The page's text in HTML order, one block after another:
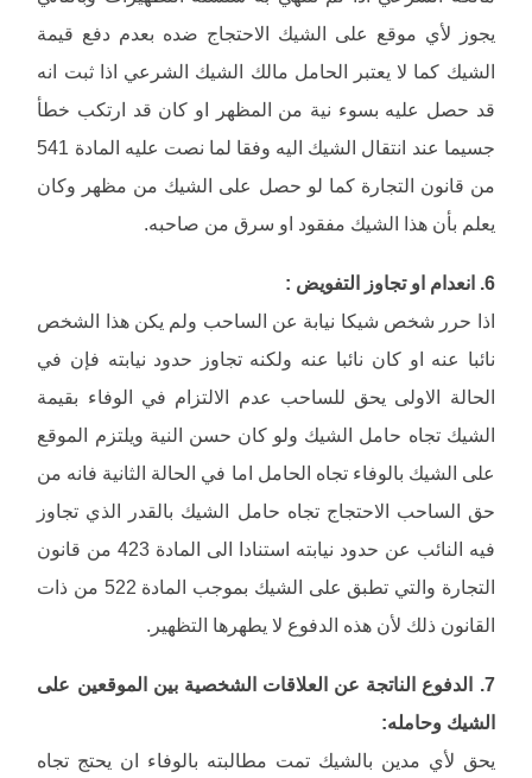
يجوز لأي موقع على الشيك الاحتجاج ضده بعدم دفع قيمة
الشيك كما لا يعتبر الحامل مالك الشيك الشرعي اذا ثبت انه
قد حصل عليه بسوء نية من المظهر او كان قد ارتكب خطأ
جسيما عند انتقال الشيك اليه وفقا لما نصت عليه المادة 541
من قانون التجارة كما لو حصل على الشيك من مظهر وكان
يعلم بأن هذا الشيك مفقود او سرق من صاحبه.
6. انعدام او تجاوز التفويض :
اذا حرر شخص شيكا نيابة عن الساحب ولم يكن هذا الشخص
نائبا عنه او كان نائبا عنه ولكنه تجاوز حدود نيابته فإن في
الحالة الاولى يحق للساحب عدم الالتزام في الوفاء بقيمة
الشيك تجاه حامل الشيك ولو كان حسن النية ويلتزم الموقع
على الشيك بالوفاء تجاه الحامل اما في الحالة الثانية فانه من
حق الساحب الاحتجاج تجاه حامل الشيك بالقدر الذي تجاوز
فيه النائب عن حدود نيابته استنادا الى المادة 423 من قانون
التجارة والتي تطبق على الشيك بموجب المادة 522 من ذات
القانون ذلك لأن هذه الدفوع لا يطهرها التظهير.
7. الدفوع الناتجة عن العلاقات الشخصية بين الموقعين على
الشيك وحامله:
يحق لأي مدين بالشيك تمت مطالبته بالوفاء ان يحتج تجاه